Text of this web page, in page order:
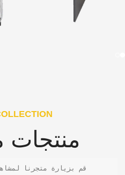
منتجات